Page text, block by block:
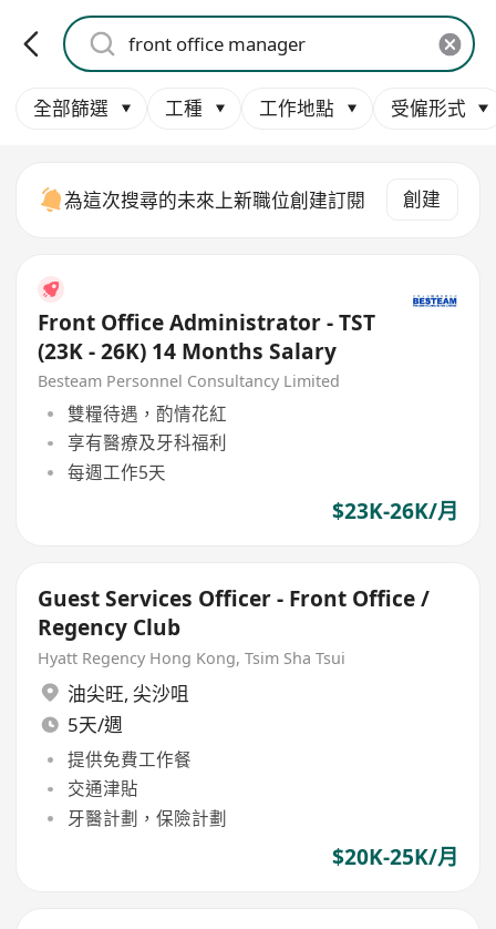
全部篩選 工種 工作地點 受僱形式
為這次搜尋的未來上新職位創建訂閱 創建
Front Office Administrator - TST
(23K - 26K) 14 Months Salary
Besteam Personnel Consultancy Limited
雙糧待遇，酌情花紅
享有醫療及牙科福利
每週工作5天
$23K-26K/月
Guest Services Officer - Front Office /
Regency Club
Hyatt Regency Hong Kong, Tsim Sha Tsui
油尖旺, 尖沙咀
5天/週
提供免費工作餐
交通津貼
牙醫計劃，保險計劃
$20K-25K/月